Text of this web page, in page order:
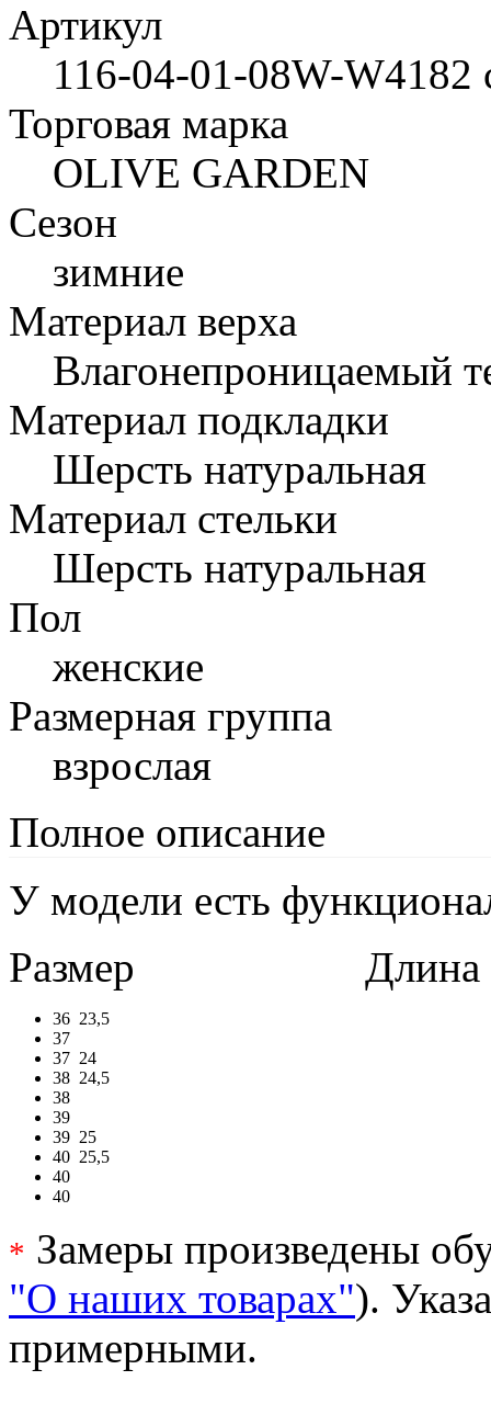
Артикул
116-04-01-08W-W4182
Торговая марка
OLIVE GARDEN
Сезон
зимние
Материал верха
Влагонепроницаемый
Материал подкладки
Шерсть натуральная
Материал стельки
Шерсть натуральная
Пол
женские
Размерная группа
взрослая
Полное описание
У модели есть
Размер
Длина в
36 23,5
37
37 24
38 24,5
38
39
39 25
40 25,5
40
40
* Замеры произведены
"О наших товарах").
примерными.